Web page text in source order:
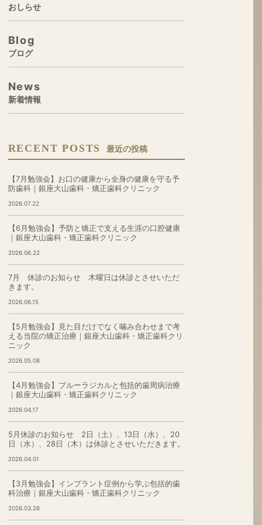
おしらせ
Blog
ブログ
News
新着情報
RECENT POSTS 最近の投稿
【7月勉強会】お口の健康から全身の健康を守る予
防歯科｜銀座大山歯科・矯正歯科クリニック
2026.07.22
【6月勉強会】予防と矯正で支える生涯の口腔健康
｜銀座大山歯科・矯正歯科クリニック
2026.06.22
7月 休診のお知らせ 木曜日は休診とさせいただ
きます。
2026.06.15
【5月勉強会】見た目だけでなく噛み合わせまで考
える当院の矯正治療｜銀座大山歯科・矯正歯科クリ
ニック
2026.05.08
【4月勉強会】ブルーラジカルと包括的歯周病治療
｜銀座大山歯科・矯正歯科クリニック
2026.04.17
5月休診のお知らせ 2日（土）、13日（水）、20
日（水）、28日（木）は休診とさせいただきます。
2026.04.01
【3月勉強会】インプラント症例から学ぶ包括的歯
科治療｜銀座大山歯科・矯正歯科クリニック
2026.03.26